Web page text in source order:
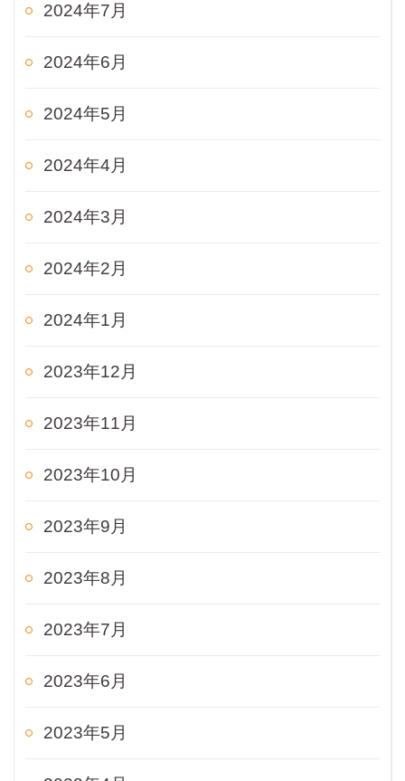
2024年7月
2024年6月
2024年5月
2024年4月
2024年3月
2024年2月
2024年1月
2023年12月
2023年11月
2023年10月
2023年9月
2023年8月
2023年7月
2023年6月
2023年5月